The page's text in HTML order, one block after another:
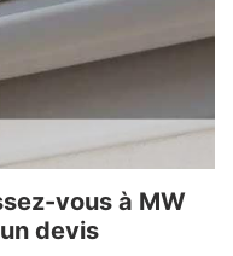
vous à MW
devis